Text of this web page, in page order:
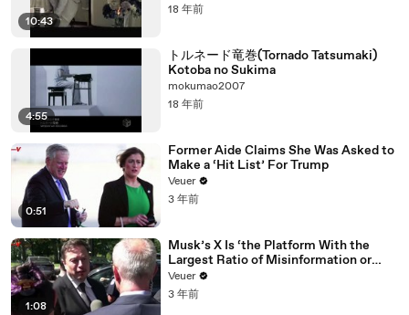
10:43
18 年前
4:55
トルネード竜巻(Tornado Tatsumaki)
Kotoba no Sukima
mokumao2007
18 年前
0:51
Former Aide Claims She Was Asked to
Make a ‘Hit List’ For Trump
Veuer
3 年前
1:08
Musk’s X Is ‘the Platform With the
Largest Ratio of Misinformation or
Disinformation’ Amongst All Social
Media Platforms
Veuer
3 年前